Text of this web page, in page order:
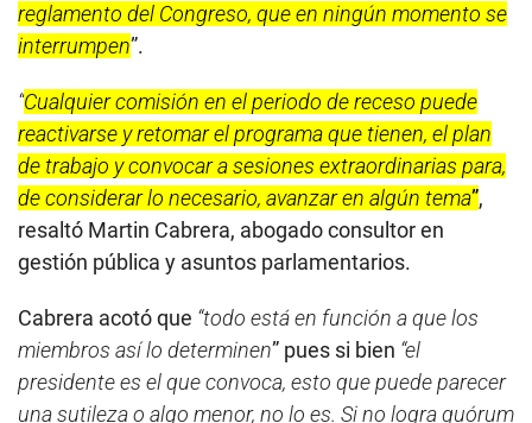
reglamento del Congreso, que en ningún momento se
interrumpen”.
“Cualquier comisión en el periodo de receso puede
reactivarse y retomar el programa que tienen, el plan
de trabajo y convocar a sesiones extraordinarias para,
de considerar lo necesario, avanzar en algún tema”,
resaltó Martin Cabrera, abogado consultor en
gestión pública y asuntos parlamentarios.
Cabrera acotó que “todo está en función a que los
miembros así lo determinen” pues si bien “el
presidente es el que convoca, esto que puede parecer
una sutileza o algo menor, no lo es. Si no logra quórum